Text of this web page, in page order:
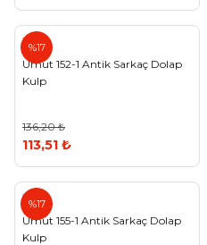
%17
Umut
Umut 152-1 Antik Sarkaç Dolap
Kulp
136,20 ₺
113,51 ₺
%17
Umut
Umut 155-1 Antik Sarkaç Dolap
Kulp